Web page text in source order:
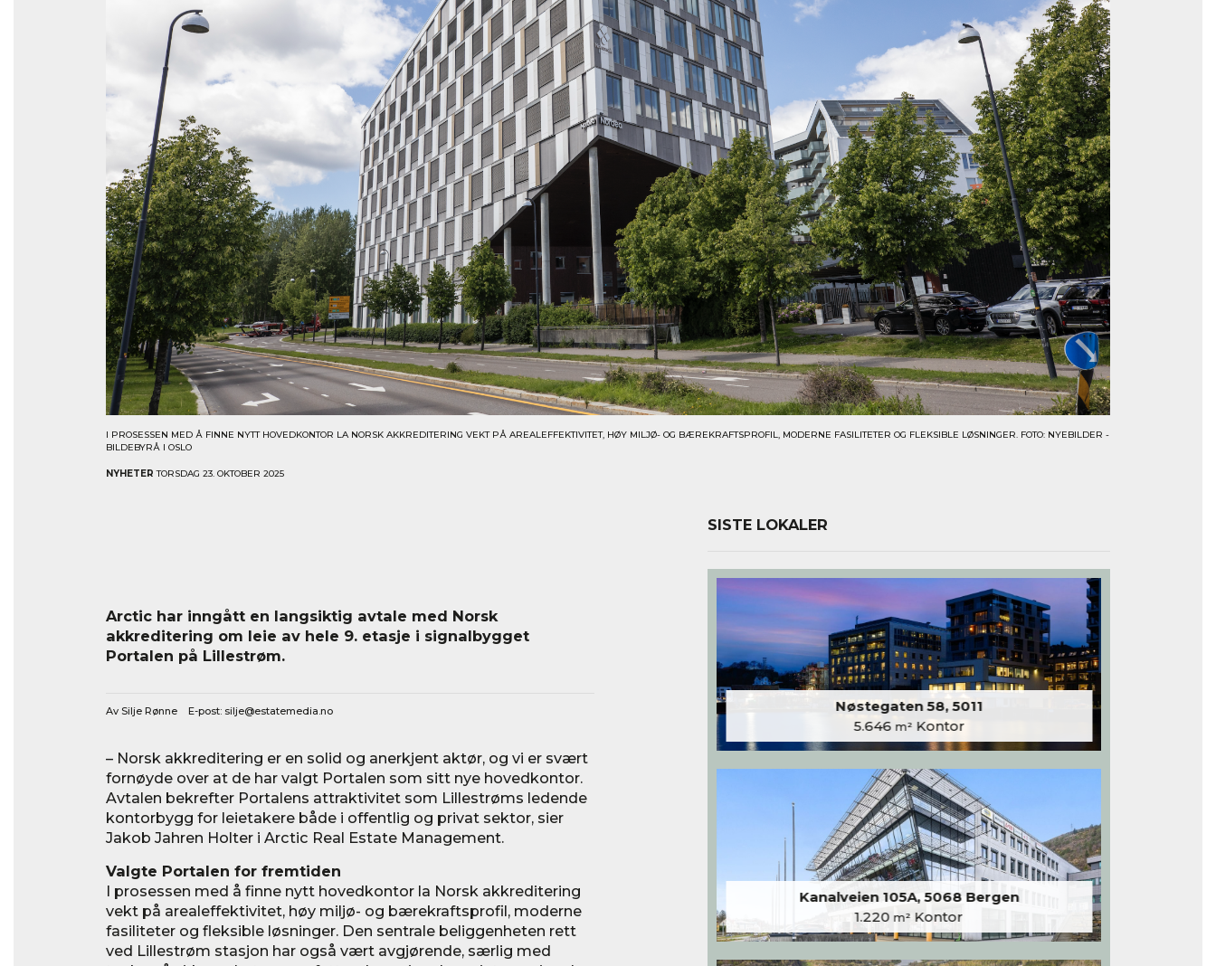
I PROSESSEN MED Å FINNE NYTT HOVEDKONTOR LA NORSK AKKREDITERING VEKT PÅ AREALEFFEKTIVITET, HØY MILJØ- OG BÆREKRAFTSPROFIL, MODERNE FASILITETER OG FLEKSIBLE LØSNINGER. FOTO: NYEBILDER -
BILDEBYRÅ I OSLO
NYHETER TORSDAG 23. OKTOBER 2025
Arctic har inngått en langsiktig avtale med Norsk
akkreditering om leie av hele 9. etasje i signalbygget
Portalen på Lillestrøm.
Av Silje Rønne E-post: silje@estatemedia.no
– Norsk akkreditering er en solid og anerkjent aktør, og vi er svært
fornøyde over at de har valgt Portalen som sitt nye hovedkontor.
Avtalen bekrefter Portalens attraktivitet som Lillestrøms ledende
kontorbygg for leietakere både i offentlig og privat sektor, sier
Jakob Jahren Holter i Arctic Real Estate Management.
Valgte Portalen for fremtiden
I prosessen med å finne nytt hovedkontor la Norsk akkreditering
vekt på arealeffektivitet, høy miljø- og bærekraftsprofil, moderne
fasiliteter og fleksible løsninger. Den sentrale beliggenheten rett
ved Lillestrøm stasjon har også vært avgjørende, særlig med
SISTE LOKALER
Nøstegaten 58, 5011
5.646 m² Kontor
Kanalveien 105A, 5068 Bergen
1.220 m² Kontor